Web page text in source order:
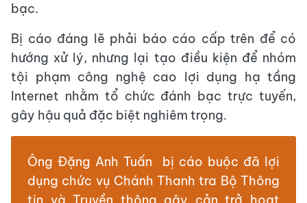
bạc.
Bị cáo đáng lẽ phải báo cáo cấp trên để có
hướng xử lý, nhưng lại tạo điều kiện để nhóm
tội phạm công nghệ cao lợi dụng hạ tầng
Internet nhằm tổ chức đánh bạc trực tuyến,
gây hậu quả đặc biệt nghiêm trọng.
Ông Đặng Anh Tuấn bị cáo buộc đã lợi
dụng chức vụ Chánh Thanh tra Bộ Thông